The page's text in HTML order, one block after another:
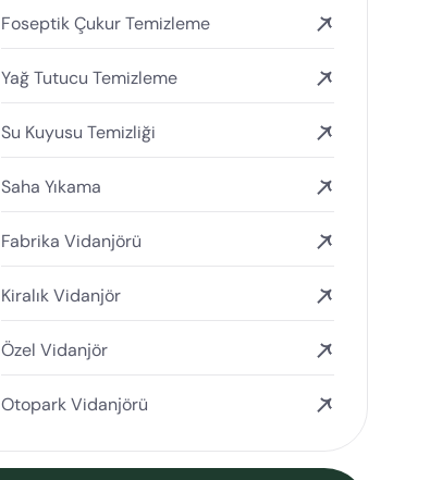
Foseptik Çukur Temizleme
Yağ Tutucu Temizleme
Su Kuyusu Temizliği
Saha Yıkama
Fabrika Vidanjörü
Kiralık Vidanjör
Özel Vidanjör
Otopark Vidanjörü